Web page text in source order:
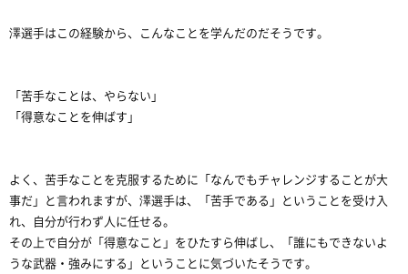
澤選手はこの経験から、こんなことを学んだのだそうです。
「苦手なことは、やらない」
「得意なことを伸ばす」
よく、苦手なことを克服するために「なんでもチャレンジすることが大
事だ」と言われますが、澤選手は、「苦手である」ということを受け入
れ、自分が行わず人に任せる。
その上で自分が「得意なこと」をひたすら伸ばし、「誰にもできないよ
うな武器・強みにする」ということに気づいたそうです。